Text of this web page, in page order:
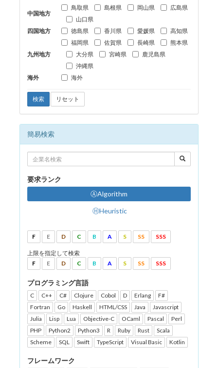
中国地方
鳥取県 島根県 岡山県
広島県
山口県
四国地方
徳島県 香川県 愛媛県 高知県
九州地方
福岡県 佐賀県 長崎県
熊本県
大分県
宮崎県
鹿児島県
沖縄県
海外
海外
検索 リセット
簡易検索
要求ランク
ⒶAlgorithm
ⒽHeuristic
F E D C B A S SS SSS
上限を指定して検索
F
E D C B A S SS SSS
プログラミング言語
C C++ C# Clojure Cobol D Erlang
F#
Fortran
Go Haskell HTML/CSS Java
Javascript
Julia
Lisp Lua Objective-C OCaml Pascal
Perl
PHP
Python2 Python3 R Ruby Rust
Scala
Scheme
SQL Swift TypeScript Visual Basic Kotlin
フレームワーク